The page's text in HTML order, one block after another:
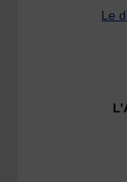
Le